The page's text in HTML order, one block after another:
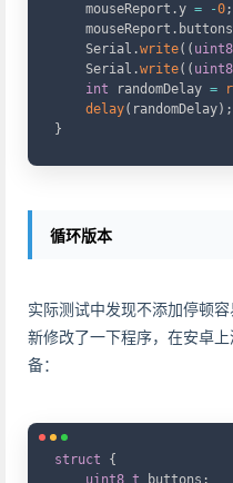
    mouseReport
.y = -0;
    mouseReport
. buttons
    Serial
.write( (
    Serial
.write( (
int randomDelay =
delay( randomDelay) ;
}
循环版本
实际测试中发现不添加停顿
新修改了一下程序，在安卓
备：
struct
{
uint8_t buttons ;